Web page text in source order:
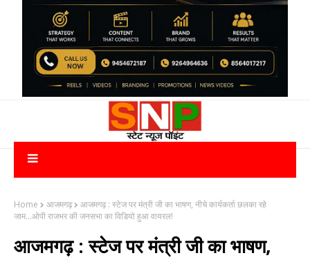
Home आजमगढ़
आजमगढ़ : स्टेज पर मंत्री जी का भाषण, नीचे कार्यकर्ता छलका रहे
जाम...ओपी राजभर की जनसभा का विडियो हुआ वायरल!
आजमगढ़ : स्टेज पर मंत्री जी का भाषण,